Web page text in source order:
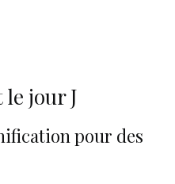
jour J
pour des